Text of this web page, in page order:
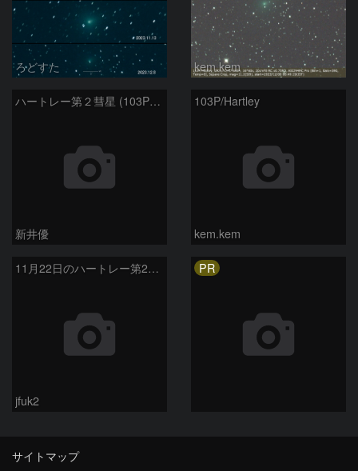
ろどすた kem.kem
ハートレー第２彗星 (103P)：2023/11/24
新井優
103P/Hartley
kem.kem
11月22日のハートレー第2彗星
jfuk2
PR
サイトマップ